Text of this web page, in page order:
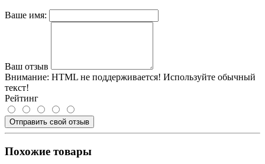
Ваше имя:
Ваш отзыв
Внимание: HTML не поддерживается! Используйте обычный
текст!
Рейтинг
Отправить свой отзыв
Похожие товары